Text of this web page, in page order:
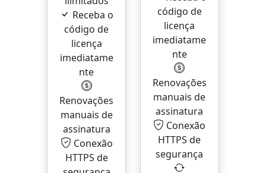
Receba o
código de
licença
imediatame
nte
Renovações
manuais de
assinatura
Conexão
HTTPS de
código de
licença
imediatame
nte
Renovações
manuais de
assinatura
Conexão
HTTPS de
segurança